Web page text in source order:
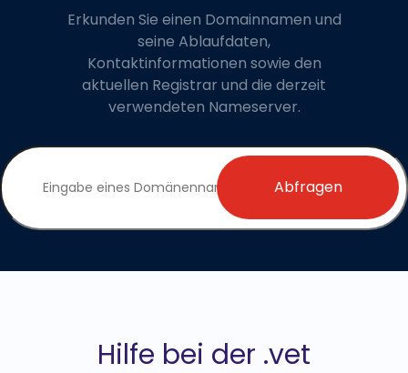
Erkunden Sie einen Domainnamen und
seine Ablaufdaten,
Kontaktinformationen sowie den
aktuellen Registrar und die derzeit
verwendeten Nameserver.
Abfragen
Hilfe bei der .vet